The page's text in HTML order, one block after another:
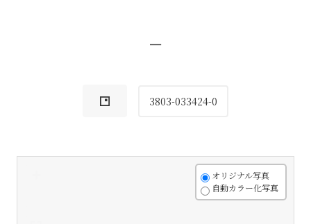
−
3803-033424-0
オリジナル写真
自動カラー化写真